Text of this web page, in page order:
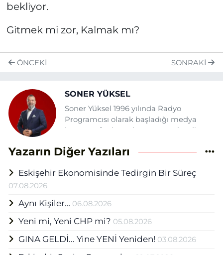
bekliyor.
Gitmek mi zor, Kalmak mı?
ÖNCEKI SONRAKI
SONER YÜKSEL
Soner Yüksel 1996 yılında Radyo
Programcısı olarak başladığı medya
hayatına fasılasız devam etmektedir.
tv'lerinde yazı, haber ve sunuculuk
Haber Ajansı (EHA) bünyesinde Medya
Yazarın Diğer Yazıları
Eskişehir Ekonomisinde Tedirgin Bir Süreç
07.08.2026
Aynı Kişiler… 06.08.2026
Yeni mi, Yeni CHP mi? 05.08.2026
GINA GELDİ... Yine YENİ Yeniden! 03.08.2026